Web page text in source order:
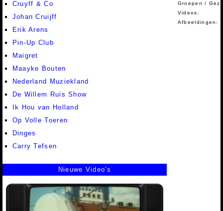
Cruyff & Co
Johan Cruijff
Erik Arens
Pin-Up Club
Maigret
Maayke Bouten
Nederland Muziekland
De Willem Ruis Show
Ik Hou van Holland
Op Volle Toeren
Dinges
Carry Tefsen
Groepen /
Videos:
Afbeeldingen:
Nieuwe Video's